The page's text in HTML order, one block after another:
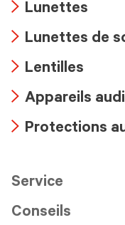
icon
Lunettes
icon
Lunettes de
icon
Lentilles
icon
Appareils
Protections
Service
Conseils